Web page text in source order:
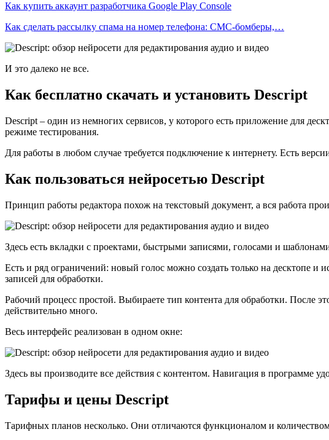
Как купить аккаунт разработчика Google Play Console
Как сделать рассылку спама на номер телефона: СМС-бомберы,…
И это далеко не все.
Как бесплатно скачать и установить Descript
Descript – один из немногих сервисов, у которого есть приложение для
режиме тестирования.
Для работы в любом случае требуется подключение к интернету. Есть
Как пользоваться нейросетью Descript
Принцип работы редактора похож на текстовый документ, а вся работа
Здесь есть вкладки с проектами, быстрыми записями, голосами и
Есть и ряд ограничений: новый голос можно создать только на десктопе и
записей для обработки.
Рабочий процесс простой. Выбираете тип контента для обработки. После
действительно много.
Весь интерфейс реализован в одном окне:
Здесь вы производите все действия с контентом. Навигация в программе
Тарифы и цены Descript
Тарифных планов несколько. Они отличаются функционалом и